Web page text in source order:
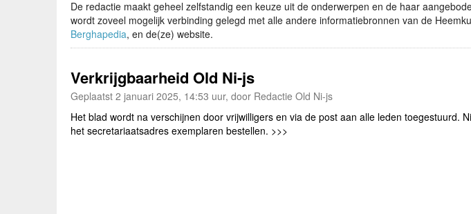
De redactie maakt geheel zelfstandig een keuze uit de onderwerpen en de haar
wordt zoveel mogelijk verbinding gelegd met alle andere informatiebronnen van de
Berghapedia, en de(ze) website.
Verkrijgbaarheid Old Ni-js
Geplaatst 2 januari 2025, 14:53 uur, door Redactie Old Ni-js
Het blad wordt na verschijnen door vrijwilligers en via de post aan alle leden toegestuurd.
het secretariaatsadres exemplaren bestellen. >>>